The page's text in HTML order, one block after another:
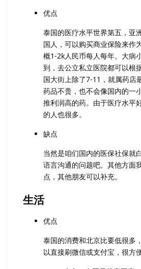
优点
泰国的医疗水平世界第五，亚
国人，可以购买商业保险来作
概1-2k人民币每人每年。大病
到，去公立私立医院都可以根
国大街上除了7-11，就属药店
药品不贵，也不会像国内的一
推利润高的药。由于医疗水平
的人也很多。
缺点
当然是咱们国内的医保社保就
语言沟通的问题吧。其他方面
点，其他朋友可以补充。
生活
优点
泰国的消费和北京比要低很多
以直接刷微信或支付宝，很方便